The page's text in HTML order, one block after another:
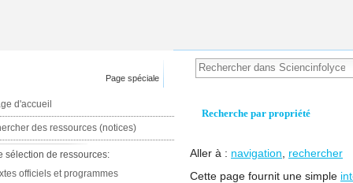
Recherche par propriété
Aller à : navigation
rechercher
Cette page fournit une simple
Page spéciale
d'accueil
des ressources (notices)
sélection de ressources:
officiels et programmes